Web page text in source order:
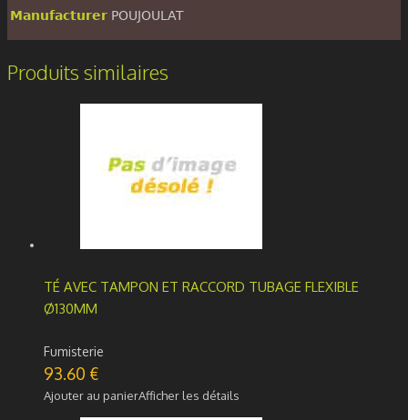
Manufacturer POUJOULAT
Produits similaires
TÉ AVEC TAMPON ET RACCORD TUBAGE FLEXIBLE
Ø130MM
Fumisterie
93.60 €
Ajouter au panierAfficher les détails